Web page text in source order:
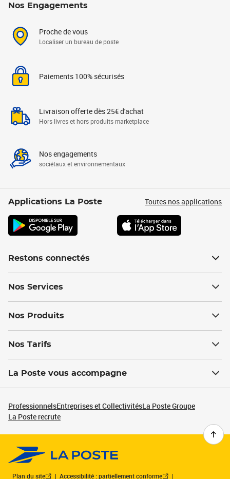
Nos Engagements
Proche de vous
Localiser un bureau de poste
Paiements 100% sécurisés
Livraison offerte dès 25€ d'achat
Hors livres et hors produits marketplace
Nos engagements
sociétaux et environnementaux
Applications La Poste Toutes nos applications
Restons connectés
Nos Services
Nos Produits
Nos Tarifs
La Poste vous accompagne
ProfessionnelsEntreprises et CollectivitésLa Poste Groupe
La Poste recrute
Plan du site Accessibilité : partiellement conforme